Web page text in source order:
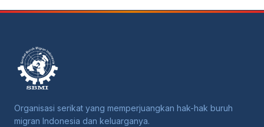
Organisasi serikat yang memperjuangkan hak-hak buruh
migran Indonesia dan keluarganya.